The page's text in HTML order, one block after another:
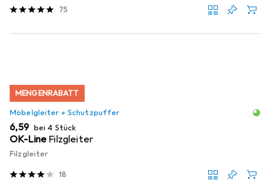
75
MENGENRABATT
Möbelgleiter + Schutzpuffer
EUR
6,59 bei 4 Stück
OK-Line Filzgleiter
Filzgleiter
18